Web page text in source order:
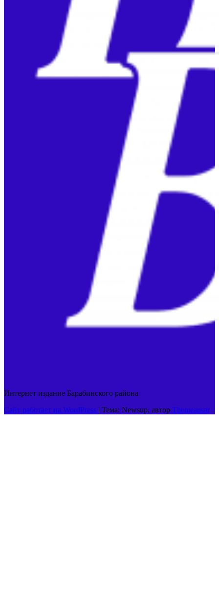
Интернет издание Барабинского района
Сайт работает на WordPress | Тема: Newsup, автор Themeansar